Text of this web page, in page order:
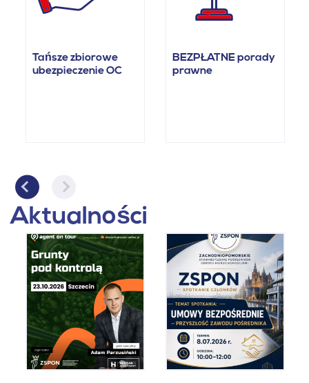
Tańsze zbiorowe
ubezpieczenie OC
BEZPŁATNE porady
prawne
Aktualności